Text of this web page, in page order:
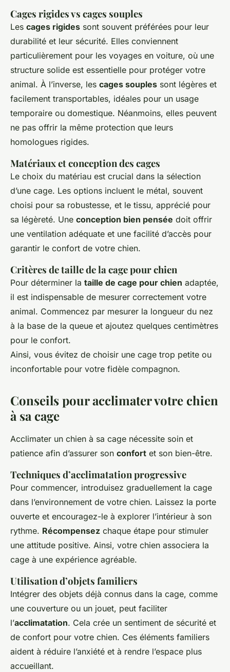
Cages rigides vs cages souples
Les cages rigides sont souvent préférées pour leur
durabilité et leur sécurité. Elles conviennent
particulièrement pour les voyages en voiture, où une
structure solide est essentielle pour protéger votre
animal. À l’inverse, les cages souples sont légères et
facilement transportables, idéales pour un usage
temporaire ou domestique. Néanmoins, elles peuvent
ne pas offrir la même protection que leurs
homologues rigides.
Matériaux et conception des cages
Le choix du matériau est crucial dans la sélection
d’une cage. Les options incluent le métal, souvent
choisi pour sa robustesse, et le tissu, apprécié pour
sa légèreté. Une conception bien pensée doit offrir
une ventilation adéquate et une facilité d’accès pour
garantir le confort de votre chien.
Critères de taille de la cage pour chien
Pour déterminer la taille de cage pour chien adaptée,
il est indispensable de mesurer correctement votre
animal. Commencez par mesurer la longueur du nez
à la base de la queue et ajoutez quelques centimètres
pour le confort.
Ainsi, vous évitez de choisir une cage trop petite ou
inconfortable pour votre fidèle compagnon.
Conseils pour acclimater votre chien
à sa cage
Acclimater un chien à sa cage nécessite soin et
patience afin d’assurer son confort et son bien-être.
Techniques d’acclimatation progressive
Pour commencer, introduisez graduellement la cage
dans l’environnement de votre chien. Laissez la porte
ouverte et encouragez-le à explorer l’intérieur à son
rythme. Récompensez chaque étape pour stimuler
une attitude positive. Ainsi, votre chien associera la
cage à une expérience agréable.
Utilisation d’objets familiers
Intégrer des objets déjà connus dans la cage, comme
une couverture ou un jouet, peut faciliter
l’acclimatation. Cela crée un sentiment de sécurité et
de confort pour votre chien. Ces éléments familiers
aident à réduire l’anxiété et à rendre l’espace plus
accueillant.